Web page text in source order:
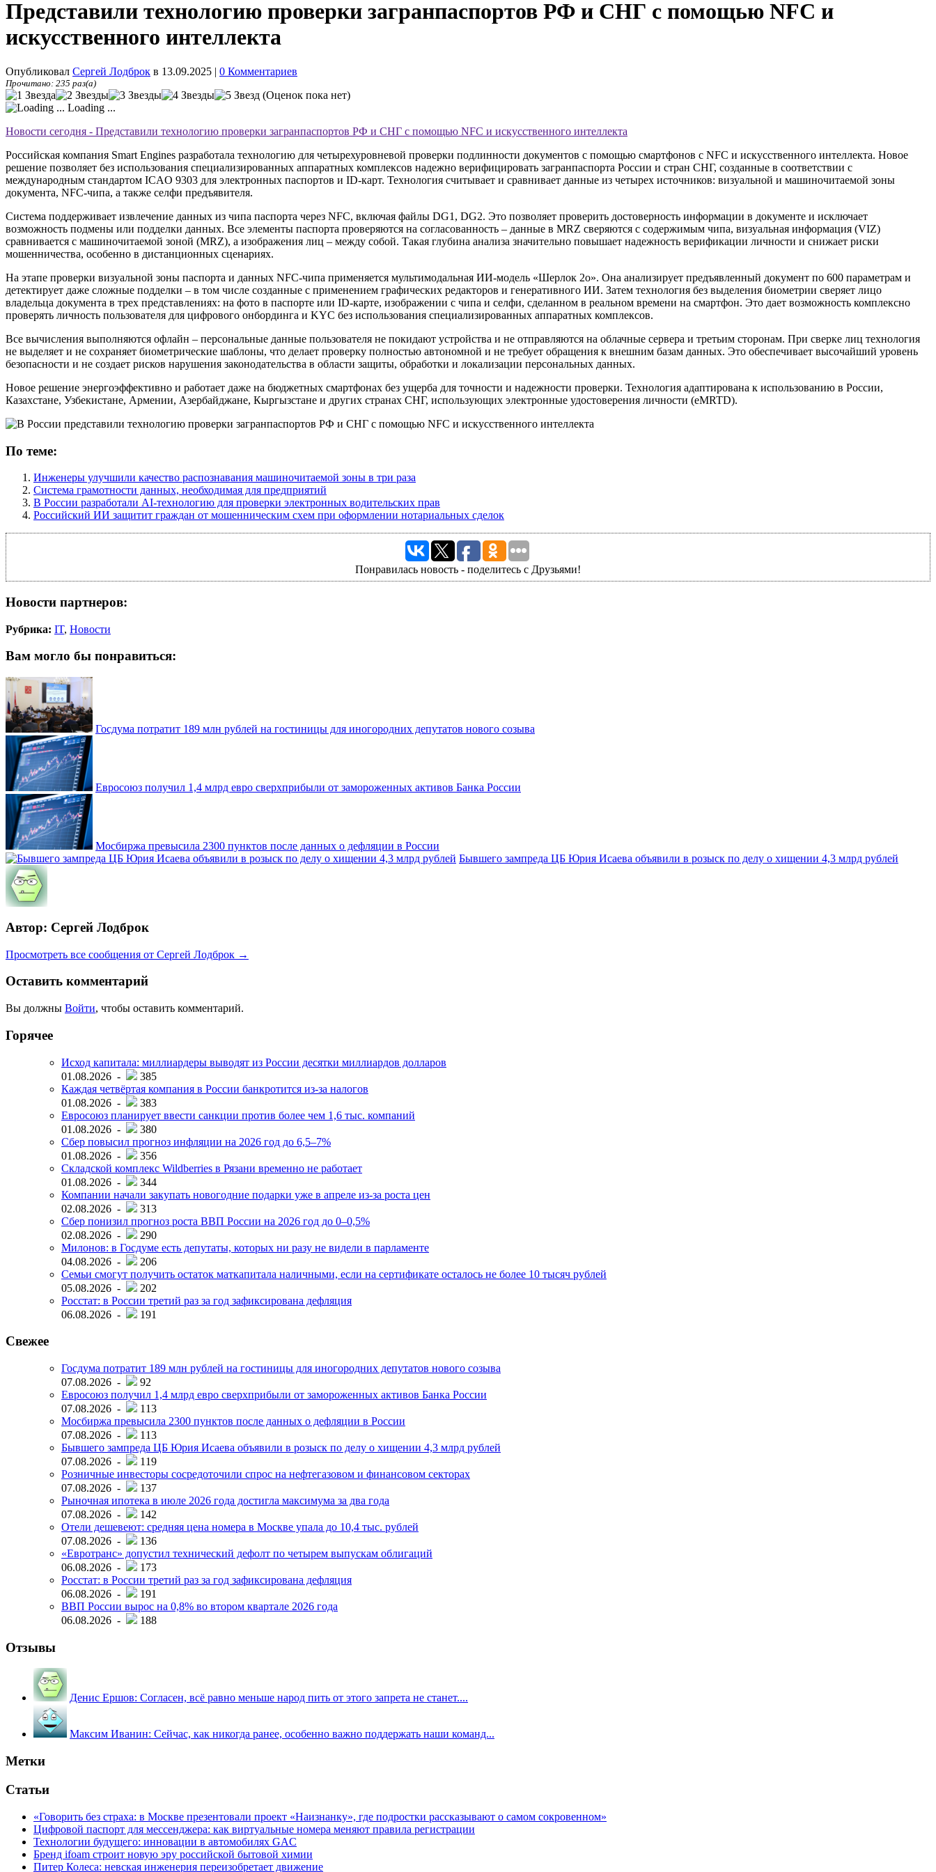
Представили технологию проверки загранпаспортов РФ и СНГ с помощью NFC и
искусственного интеллекта
Опубликовал Сергей Лодброк в 13.09.2025 | 0 Комментариев
Прочитано: 235 раз(а)
(Оценок пока нет)
Loading ...
Новости сегодня - Представили технологию проверки загранпаспортов РФ и СНГ с помощью NFC и искусственного интеллекта
Российская компания Smart Engines разработала технологию для четырехуровневой проверки подлинности документов с помощью смартфонов с NFC и искусственного интеллекта. Новое
решение позволяет без использования специализированных аппаратных комплексов надежно верифицировать загранпаспорта России и стран СНГ, созданные в соответствии с
международным стандартом ICAO 9303 для электронных паспортов и ID-карт. Технология считывает и сравнивает данные из четырех источников: визуальной и машиночитаемой зоны
документа, NFC-чипа, а также селфи предъявителя.
Система поддерживает извлечение данных из чипа паспорта через NFC, включая файлы DG1, DG2. Это позволяет проверить достоверность информации в документе и исключает
возможность подмены или подделки данных. Все элементы паспорта проверяются на согласованность – данные в MRZ сверяются с содержимым чипа, визуальная информация (VIZ)
сравнивается с машиночитаемой зоной (MRZ), а изображения лиц – между собой. Такая глубина анализа значительно повышает надежность верификации личности и снижает риски
мошенничества, особенно в дистанционных сценариях.
На этапе проверки визуальной зоны паспорта и данных NFC-чипа применяется мультимодальная ИИ-модель «Шерлок 2о». Она анализирует предъявленный документ по 600 параметрам и
детектирует даже сложные подделки – в том числе созданные с применением графических редакторов и генеративного ИИ. Затем технология без выделения биометрии сверяет лицо
владельца документа в трех представлениях: на фото в паспорте или ID-карте, изображении с чипа и селфи, сделанном в реальном времени на смартфон. Это дает возможность комплексно
проверять личность пользователя для цифрового онбординга и KYC без использования специализированных аппаратных комплексов.
Все вычисления выполняются офлайн – персональные данные пользователя не покидают устройства и не отправляются на облачные сервера и третьим сторонам. При сверке лиц технология
не выделяет и не сохраняет биометрические шаблоны, что делает проверку полностью автономной и не требует обращения к внешним базам данных. Это обеспечивает высочайший уровень
безопасности и не создает рисков нарушения законодательства в области защиты, обработки и локализации персональных данных.
Новое решение энергоэффективно и работает даже на бюджетных смартфонах без ущерба для точности и надежности проверки. Технология адаптирована к использованию в России,
Казахстане, Узбекистане, Армении, Азербайджане, Кыргызстане и других странах СНГ, использующих электронные удостоверения личности (eMRTD).
По теме:
Инженеры улучшили качество распознавания машиночитаемой зоны в три раза
Система грамотности данных, необходимая для предприятий
В России разработали AI-технологию для проверки электронных водительских прав
Российский ИИ защитит граждан от мошенническим схем при оформлении нотариальных сделок
Понравилась новость - поделитесь с Друзьями!
Новости партнеров:
Рубрика: IT, Новости
Вам могло бы понравиться:
Госдума потратит 189 млн рублей на гостиницы для иногородних депутатов нового созыва
Евросоюз получил 1,4 млрд евро сверхприбыли от замороженных активов Банка России
Мосбиржа превысила 2300 пунктов после данных о дефляции в России
Бывшего зампреда ЦБ Юрия Исаева объявили в розыск по делу о хищении 4,3 млрд рублей
Автор: Сергей Лодброк
Просмотреть все сообщения от Сергей Лодброк →
Оставить комментарий
Вы должны Войти, чтобы оставить комментарий.
Горячее
Исход капитала: миллиардеры выводят из России десятки миллиардов долларов
01.08.2026 -
385
Каждая четвёртая компания в России банкротится из-за налогов
01.08.2026 -
383
Евросоюз планирует ввести санкции против более чем 1,6 тыс. компаний
01.08.2026 -
380
Сбер повысил прогноз инфляции на 2026 год до 6,5–7%
01.08.2026 -
356
Складской комплекс Wildberries в Рязани временно не работает
01.08.2026 -
344
Компании начали закупать новогодние подарки уже в апреле из-за роста цен
02.08.2026 -
313
Сбер понизил прогноз роста ВВП России на 2026 год до 0–0,5%
02.08.2026 -
290
Милонов: в Госдуме есть депутаты, которых ни разу не видели в парламенте
04.08.2026 -
206
Семьи смогут получить остаток маткапитала наличными, если на сертификате осталось не более 10 тысяч рублей
05.08.2026 -
202
Росстат: в России третий раз за год зафиксирована дефляция
06.08.2026 -
191
Свежее
Госдума потратит 189 млн рублей на гостиницы для иногородних депутатов нового созыва
07.08.2026 -
92
Евросоюз получил 1,4 млрд евро сверхприбыли от замороженных активов Банка России
07.08.2026 -
113
Мосбиржа превысила 2300 пунктов после данных о дефляции в России
07.08.2026 -
113
Бывшего зампреда ЦБ Юрия Исаева объявили в розыск по делу о хищении 4,3 млрд рублей
07.08.2026 -
119
Розничные инвесторы сосредоточили спрос на нефтегазовом и финансовом секторах
07.08.2026 -
137
Рыночная ипотека в июле 2026 года достигла максимума за два года
07.08.2026 -
142
Отели дешевеют: средняя цена номера в Москве упала до 10,4 тыс. рублей
07.08.2026 -
136
«Евротранс» допустил технический дефолт по четырем выпускам облигаций
06.08.2026 -
173
Росстат: в России третий раз за год зафиксирована дефляция
06.08.2026 -
191
ВВП России вырос на 0,8% во втором квартале 2026 года
06.08.2026 -
188
Отзывы
Денис Ершов: Согласен, всё равно меньше народ пить от этого запрета не станет....
Максим Иванин: Сейчас, как никогда ранее, особенно важно поддержать наши команд...
Метки
Статьи
«Говорить без страха: в Москве презентовали проект «Наизнанку», где подростки рассказывают о самом сокровенном»
Цифровой паспорт для мессенджера: как виртуальные номера меняют правила регистрации
Технологии будущего: инновации в автомобилях GAC
Бренд ifoam строит новую эру российской бытовой химии
Питер Колеса: невская инженерия переизобретает движение